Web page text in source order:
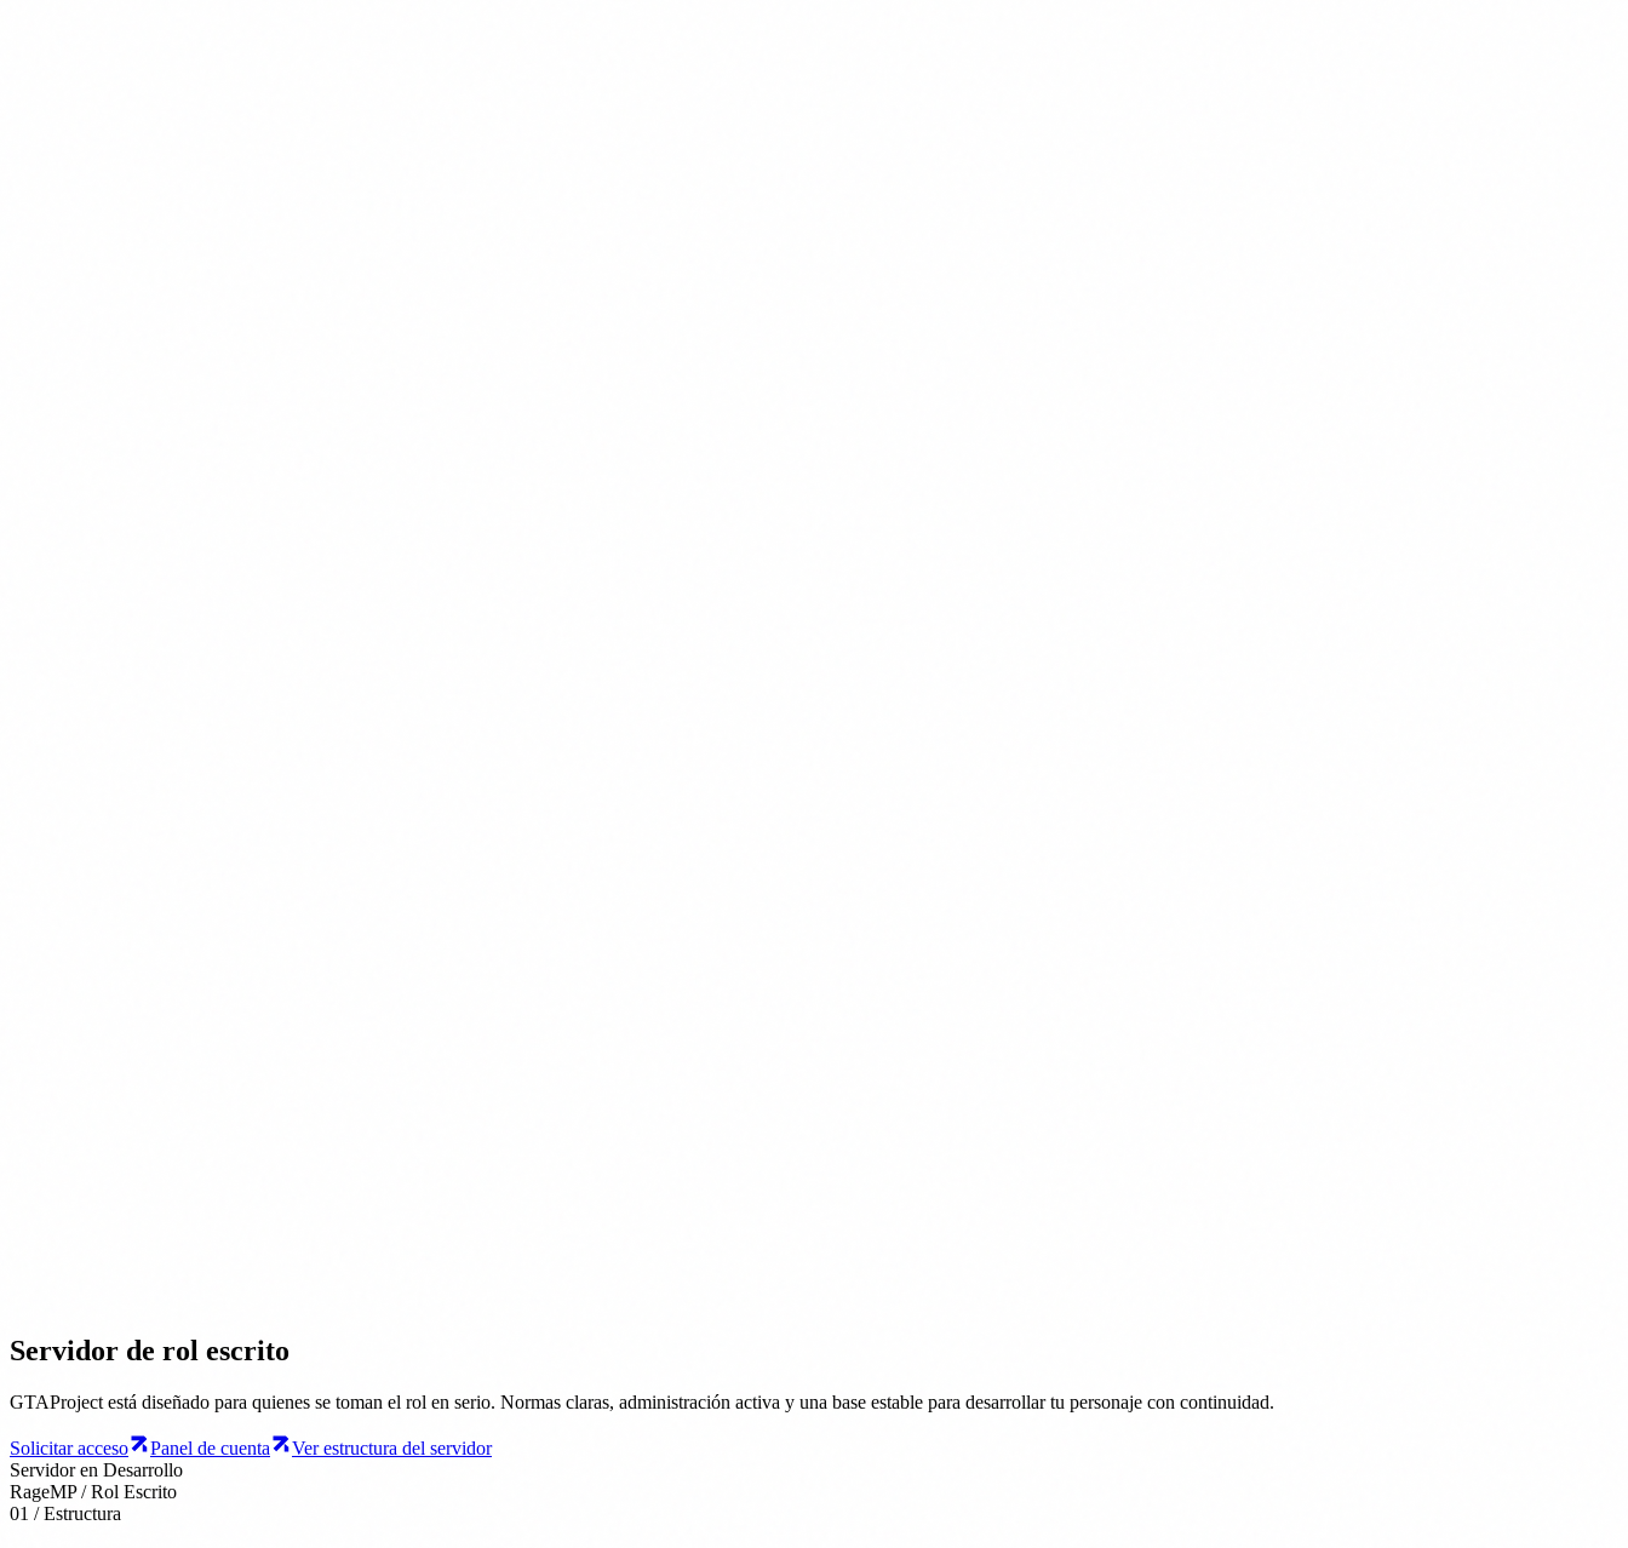
Servidor de rol escrito
GTAProject está diseñado para quienes se toman el rol en serio. Normas claras, administración activa y una base estable para desarrollar tu personaje con continuidad.
Solicitar acceso Panel de cuenta
Ver estructura del servidor
Servidor en Desarrollo
RageMP / Rol Escrito
01 / Estructura